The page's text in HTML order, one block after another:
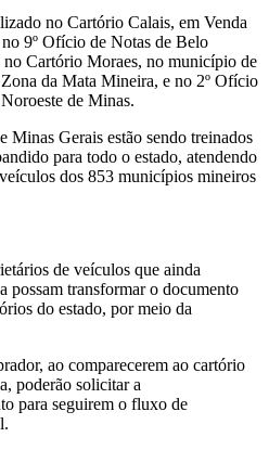
no Cartório Calais, em Venda
9º Ofício de Notas de Belo
Cartório Moraes, no município de
da Mata Mineira, e no 2º Ofício
de Minas.
Minas Gerais estão sendo treinados
para todo o estado, atendendo
dos 853 municípios mineiros
de veículos que ainda
possam transformar o documento
do estado, por meio da
ao comparecerem ao cartório
poderão solicitar a
para seguirem o fluxo de